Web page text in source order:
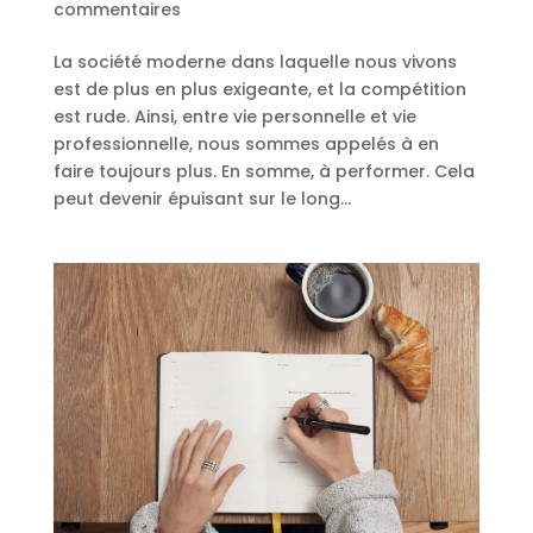
commentaires
La société moderne dans laquelle nous vivons
est de plus en plus exigeante, et la compétition
est rude. Ainsi, entre vie personnelle et vie
professionnelle, nous sommes appelés à en
faire toujours plus. En somme, à performer. Cela
peut devenir épuisant sur le long...